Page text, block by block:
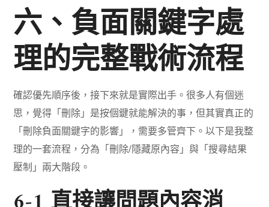
六、負面關鍵字處
理的完整戰術流程
確認優先順序後，接下來就是實際出手。很多人有個迷
思，覺得「刪除」是按個鍵就能解決的事，但其實真正的
「刪除負面關鍵字的影響」，需要多管齊下。以下是我整
理的一套流程，分為「刪除/隱藏原內容」與「搜尋結果
壓制」兩大階段。